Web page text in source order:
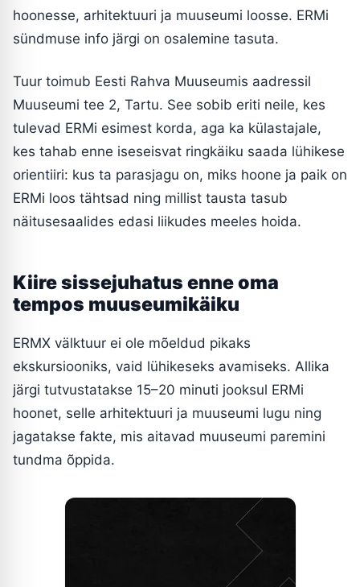
hoonesse, arhitektuuri ja muuseumi loosse. ERMi
sündmuse info järgi on osalemine tasuta.
Tuur toimub Eesti Rahva Muuseumis aadressil
Muuseumi tee 2, Tartu. See sobib eriti neile, kes
tulevad ERMi esimest korda, aga ka külastajale,
kes tahab enne iseseisvat ringkäiku saada lühikese
orientiiri: kus ta parasjagu on, miks hoone ja paik on
ERMi loos tähtsad ning millist tausta tasub
näitusesaalides edasi liikudes meeles hoida.
Kiire sissejuhatus enne oma
tempos muuseumikäiku
ERMX välktuur ei ole mõeldud pikaks
ekskursiooniks, vaid lühikeseks avamiseks. Allika
järgi tutvustatakse 15–20 minuti jooksul ERMi
hoonet, selle arhitektuuri ja muuseumi lugu ning
jagatakse fakte, mis aitavad muuseumi paremini
tundma õppida.